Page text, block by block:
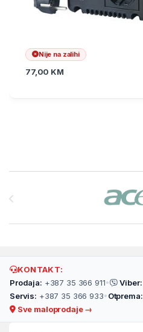
Nije na zalihi
77,00 KM
KONTAKT:
Prodaja: +387 35 366 911• Viber:
Servis: +387 35 366 933• Otprema:
Sve maloprodaje →